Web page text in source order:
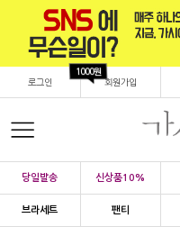
로그인 회원가입
1000원
당일발송 신상품10%
브라세트 팬티